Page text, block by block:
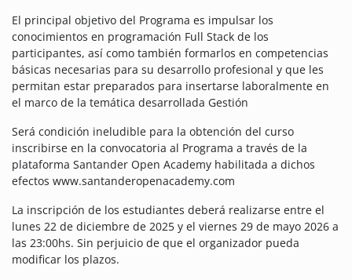
El principal objetivo del Programa es impulsar los
conocimientos en programación Full Stack de los
participantes, así como también formarlos en competencias
básicas necesarias para su desarrollo profesional y que les
permitan estar preparados para insertarse laboralmente en
el marco de la temática desarrollada Gestión
Será condición ineludible para la obtención del curso
inscribirse en la convocatoria al Programa a través de la
plataforma Santander Open Academy habilitada a dichos
efectos www.santanderopenacademy.com
La inscripción de los estudiantes deberá realizarse entre el
lunes 22 de diciembre de 2025 y el viernes 29 de mayo 2026 a
las 23:00hs. Sin perjuicio de que el organizador pueda
modificar los plazos.